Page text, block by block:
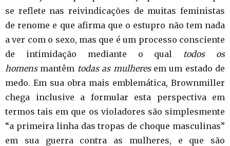
se reflete nas reivindicações de muitas feministas
de renome e que afirma que o estupro não tem nada
a ver com o sexo, mas que é um processo consciente
de intimidação mediante o qual todos os
homensmantêm todas as mulheresem um estado de
medo. Em sua obra mais emblemática, Brownmiller
chega inclusive a formular esta perspectiva em
termos tais em que os violadores são simplesmente
“a primeira linha das tropas de choque masculinas”
em sua guerra contra as mulheres, e que são